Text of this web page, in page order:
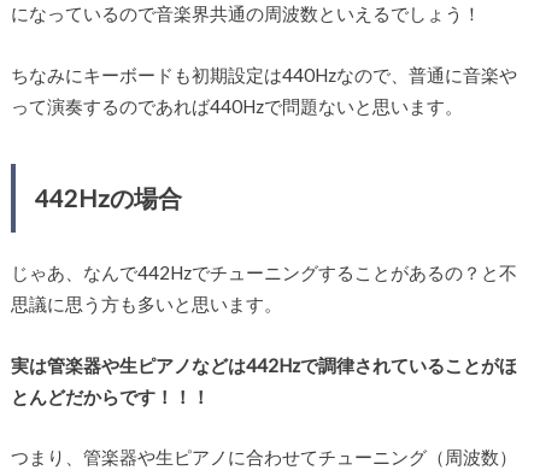
になっているので音楽界共通の周波数といえるでしょう！
ちなみにキーボードも初期設定は440Hzなので、普通に音楽や
って演奏するのであれば440Hzで問題ないと思います。
442Hzの場合
じゃあ、なんで442Hzでチューニングすることがあるの？と不
思議に思う方も多いと思います。
実は管楽器や生ピアノなどは442Hzで調律されていることがほ
とんどだからです！！！
つまり、管楽器や生ピアノに合わせてチューニング（周波数）